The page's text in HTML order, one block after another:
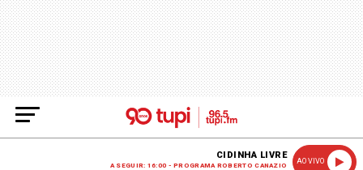
CIDINHA LIVRE
A SEGUIR: 16:00 - PROGRAMA ROBERTO CANAZIO
AO VIVO